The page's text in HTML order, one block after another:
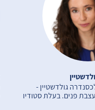
גולדשטיין -
פנים. בעלת סטודיו